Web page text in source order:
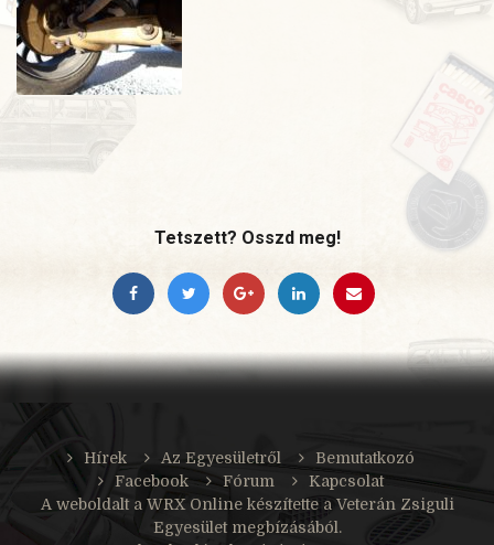
Tetszett? Osszd meg!
Hírek Az Egyesületről
Bemutatkozó
Facebook
Fórum
Kapcsolat
A weboldalt a WRX Onlinekészítette a Veterán Zsiguli
Egyesület megbízásából.